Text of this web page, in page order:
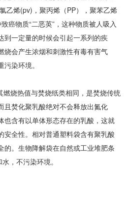
乙烯(pv)，聚丙烯（PP），聚苯乙烯
癌物质“二恶英”，这种物质被人吸入
到一定量的时候会引起一系列的疾
烧会产生浓烟和刺激性有毒有害气
染环境。
燃烧热值与焚烧纸类相同，是焚烧传统
且焚化聚乳酸绝对不会释放出氮化
也含有以单体形态存在的乳酸，这就
安全性。相对普通塑料袋含有聚乳酸
的。生物降解袋在自然或工业堆肥条
，不污染环境。